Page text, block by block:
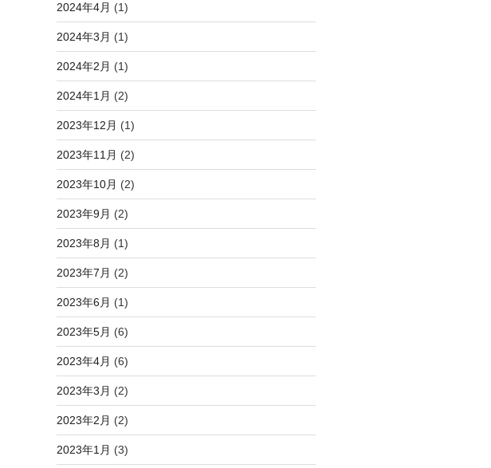
2024年4月 (1)
2024年3月 (1)
2024年2月 (1)
2024年1月 (2)
2023年12月 (1)
2023年11月 (2)
2023年10月 (2)
2023年9月 (2)
2023年8月 (1)
2023年7月 (2)
2023年6月 (1)
2023年5月 (6)
2023年4月 (6)
2023年3月 (2)
2023年2月 (2)
2023年1月 (3)